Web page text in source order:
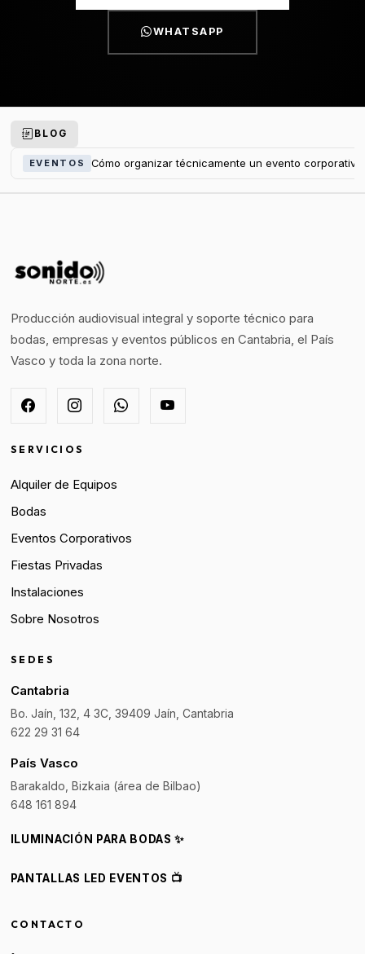
WHATSAPP
BLOG
EVENTOS Cómo organizar técnicamente un evento
Producción audiovisual integral y soporte técnico para
bodas, empresas y eventos públicos en Cantabria, el País
Vasco y toda la zona norte.
SERVICIOS
Alquiler de Equipos
Bodas
Eventos Corporativos
Fiestas Privadas
Instalaciones
Sobre Nosotros
SEDES
Cantabria
Bo. Jaín, 132, 4 3C, 39409 Jaín, Cantabria
622 29 31 64
País Vasco
Barakaldo, Bizkaia (área de Bilbao)
648 161 894
ILUMINACIÓN PARA BODAS ✨
PANTALLAS LED EVENTOS 📺
CONTACTO